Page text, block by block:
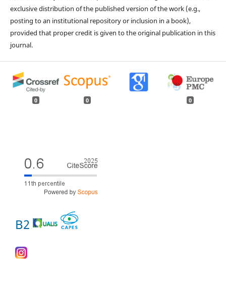
exclusive distribution of the published version of the work (e.g.,
posting to an institutional repository or inclusion in a book),
provided that proper credit is given to the original publication in this
journal.
0 0 0
B2